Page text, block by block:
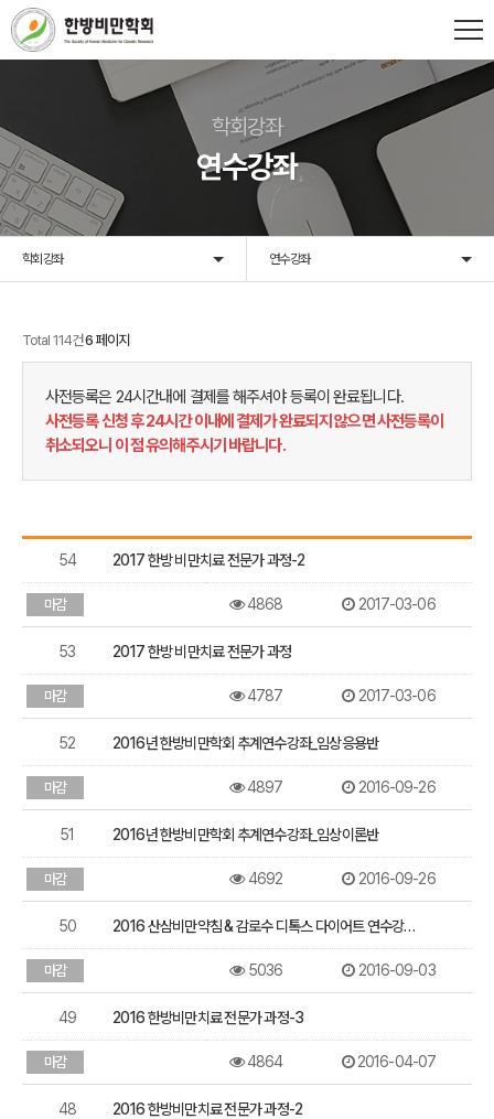
학회강좌
연수강좌
학회강좌 연수강좌
Total 114건6 페이지
사전등록은 24시간내에 결제를 해주셔야 등록이 완료됩니다.
사전등록 신청 후 24시간 이내에 결제가 완료되지 않으면 사전등록이
취소되오니 이 점 유의해주시기 바랍니다.
연
좌
록
54 2017 한방 비만치료 전문가 과정-2
마감 4868 2017-03-06
53 2017 한방 비만치료 전문가 과정
마감 4787 2017-03-06
52 2016년 한방비만학회 추계연수강좌_임상응용반
마감 4897 2016-09-26
51 2016년 한방비만학회 추계연수강좌_임상이론반
마감 4692 2016-09-26
50 2016 산삼비만약침 & 감로수 디톡스 다이어트 연수강…
마감 5036 2016-09-03
49 2016 한방비만치료 전문가 과정-3
마감 4864 2016-04-07
48 2016 한방비만치료 전문가 과정-2